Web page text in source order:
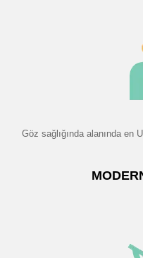
Göz sağlığında alanında en